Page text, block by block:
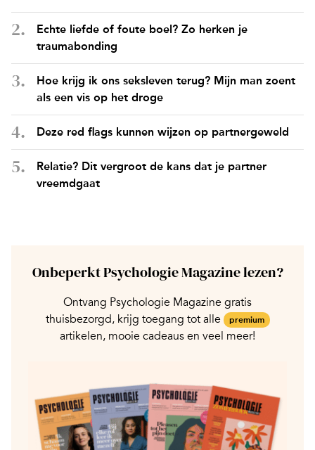
Echte liefde of foute boel? Zo herken je
traumabonding
Hoe krijg ik ons seksleven terug? Mijn man zoent
als een vis op het droge
Deze red flags kunnen wijzen op partnergeweld
Relatie? Dit vergroot de kans dat je partner
vreemdgaat
Onbeperkt Psychologie Magazine lezen?
Ontvang Psychologie Magazine gratis
thuisbezorgd, krijg toegang tot alle
premium
artikelen, mooie cadeaus en veel meer!